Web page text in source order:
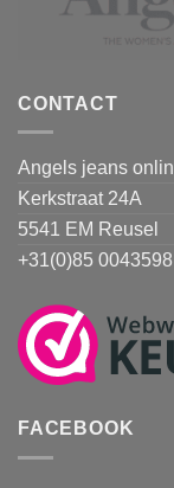
CONTACT
Angels jeans
Kerkstraat 24A
5541 EM Reusel
+31(0)85 0043598
FACEBOOK